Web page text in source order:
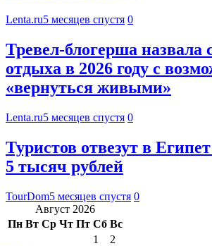
Lenta.ru5 месяцев спустя 0
Тревел-блогерша назвала
отдыха в 2026 году с
«вернуться живыми»
Lenta.ru5 месяцев спустя 0
Туристов отвезут в
5 тысяч рублей
TourDom5 месяцев спустя 0
Август 2026
Пн Вт Ср Чт Пт Сб Вс
1
2